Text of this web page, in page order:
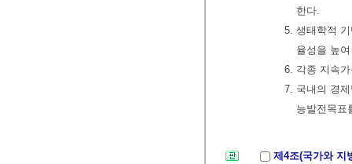
한다.
5. 생태학적
율성을 높
6. 각종 지속
7. 국내의 경
능발전목표
제4조(국가와 지